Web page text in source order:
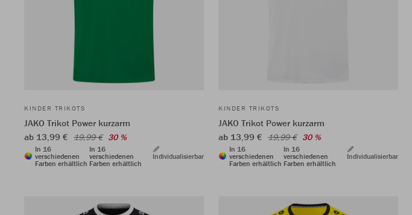
KINDER TRIKOTS
JAKO Trikot Power kurzarm
ab 13,99 € 19,99 € 30 %
In 16
verschiedenen
Farben erhältlich
In 16
verschiedenen
Farben erhältlich
Individualisierbar
KINDER TRIKOTS
JAKO Trikot Power kurzarm
ab 13,99 € 19,99 € 30 %
In 16
verschiedenen
Farben erhältlich
In 16
verschiedenen
Farben erhältlich
Individualisierbar